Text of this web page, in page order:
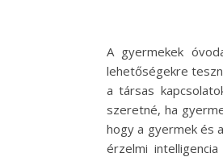
A gyermekek
lehetőségekre
a társas
szeretné, ha
hogy a gyermek és
érzelmi